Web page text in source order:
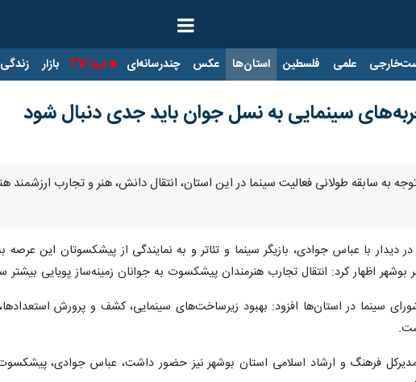
علمی فلسطین استان‌ها عکس چندرسانه‌ای ایرنا TV بازار زندگی
سینمایی به نسل جوان باید جدی دنبال شود